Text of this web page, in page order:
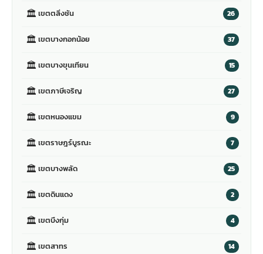
🏛 เขตตลิ่งชัน 26
🏛 เขตบางกอกน้อย 37
🏛 เขตบางขุนเทียน 15
🏛 เขตภาษีเจริญ 27
🏛 เขตหนองแขม 9
🏛 เขตราษฎร์บูรณะ 7
🏛 เขตบางพลัด 25
🏛 เขตดินแดง 2
🏛 เขตบึงกุ่ม 4
🏛 เขตสาทร 14